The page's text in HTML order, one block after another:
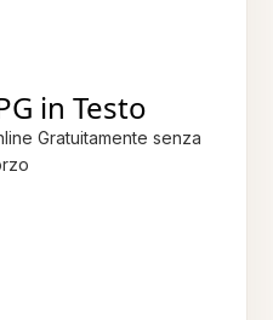
in Testo
Gratuitamente senza